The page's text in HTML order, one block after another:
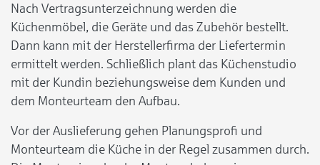
Nach Vertragsunterzeichnung werden die
Küchenmöbel, die Geräte und das Zubehör bestellt.
Dann kann mit der Herstellerfirma der Liefertermin
ermittelt werden. Schließlich plant das Küchenstudio
mit der Kundin beziehungsweise dem Kunden und
dem Monteurteam den Aufbau.
Vor der Auslieferung gehen Planungsprofi und
Monteurteam die Küche in der Regel zusammen durch.